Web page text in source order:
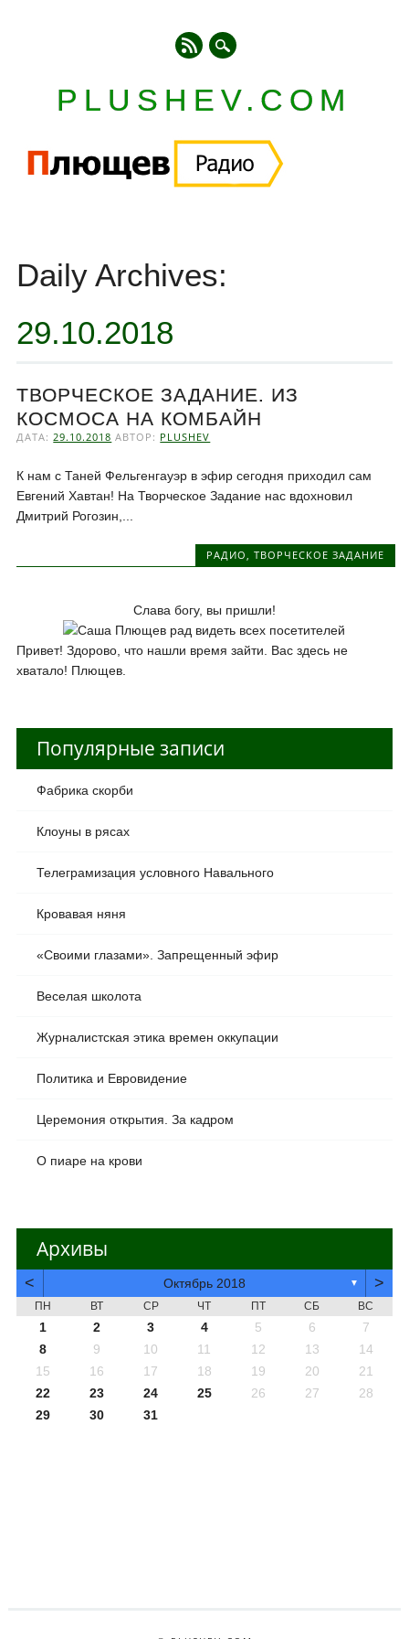
PLUSHEV.COM
content
Daily Archives:
29.10.2018
ТВОРЧЕСКОЕ ЗАДАНИЕ. ИЗ
КОСМОСА НА КОМБАЙН
ДАТА:29.10.2018 АВТОР: PLUSHEV
К нам с Таней Фельгенгауэр в эфир сегодня приходил сам
Евгений Хавтан! На Творческое Задание нас вдохновил
Дмитрий Рогозин,...
РАДИО, ТВОРЧЕСКОЕ ЗАДАНИЕ
Слава богу, вы пришли!
Привет! Здорово, что нашли время зайти. Вас здесь не
хватало! Плющев.
Популярные записи
Фабрика скорби
Клоуны в рясах
Телеграмизация условного Навального
Кровавая няня
«Своими глазами». Запрещенный эфир
Веселая школота
Журналистская этика времен оккупации
Политика и Евровидение
Церемония открытия. За кадром
О пиаре на крови
Архивы
< Октябрь 2018 ▼ >
ПН ВТ СР ЧТ ПТ СБ ВС
1 2 3 4 5 6
7
8
9 10 11 12 13
14
15
16 17 18 19 20
21
22
23 24 25 26 27
28
29
30 31